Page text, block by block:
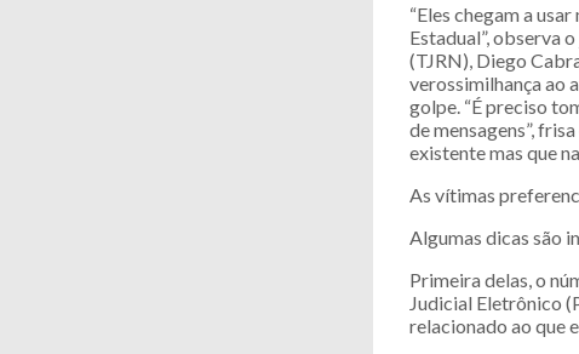
“Eles chegam a
Estadual”, observa
(TJRN), Diego
verossimilhança ao
golpe. “É preciso
de mensagens”,
existente mas que
As vítimas
Algumas dicas são
Primeira delas, o
Judicial Eletrônico
relacionado ao que